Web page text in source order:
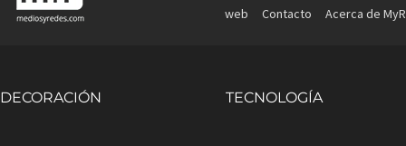
web
Contacto Acerca de MyR
DECORACIÓN TECNOLOGÍA